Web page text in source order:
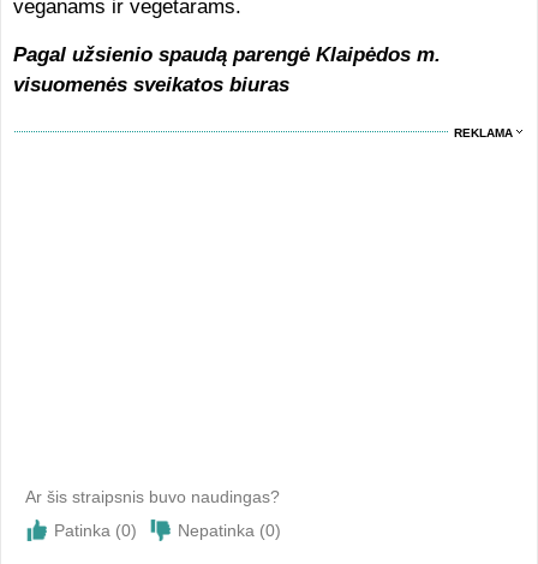
veganams ir vegetarams.
Pagal užsienio spaudą parengė Klaipėdos m.
visuomenės sveikatos biuras
REKLAMA
Ar šis straipsnis buvo naudingas?
Patinka (0) Nepatinka (0)